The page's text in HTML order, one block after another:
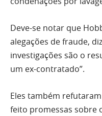
Deve-se notar que
alegações de fraude,
investigações são o
um ex-contratado”.
Eles também
feito promessas sobre